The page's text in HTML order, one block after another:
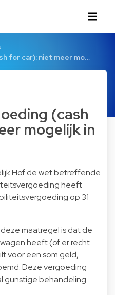
for car): niet meer mo…
(cash
mogelijk in
Hof de wet betreffende
heeft
op 31
maatregel is dat de
heeft (of er recht
voor een som geld,
Deze vergoeding
gunstige behandeling.